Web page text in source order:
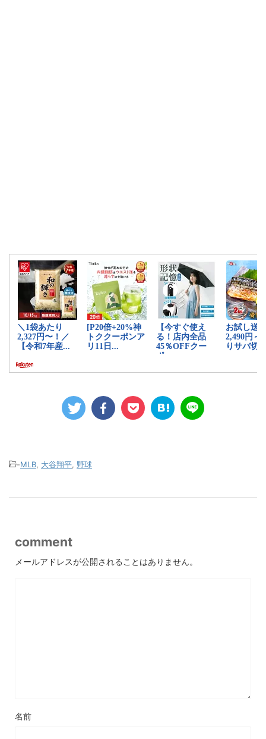
-MLB 大谷翔平 野球
comment
メールアドレスが公開されることはありません。
名前